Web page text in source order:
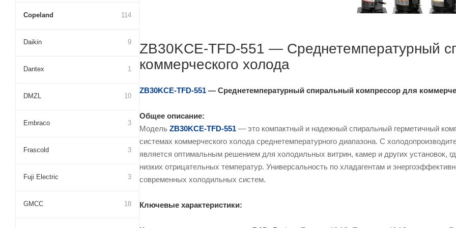
ZB30KCE-TFD-551 — Среднетемпературный
коммерческого холода
ZB30KCE-TFD-551 — Среднетемпературный спиральный компрессор для
Общее описание:
Модель ZB30KCE-TFD-551 — это компактный и надежный спиральный герметичный
системах коммерческого холода среднетемпературного диапазона. С
является оптимальным решением для холодильных витрин, камер и других установок,
низких отрицательных температур. Универсальность по хладагентам и
современных холодильных систем.
Ключевые характеристики:
Copeland 114
Daikin 9
Dantex 1
DMZL 10
Embraco 3
Frascold 3
Fuji Electric 3
GMCC 18